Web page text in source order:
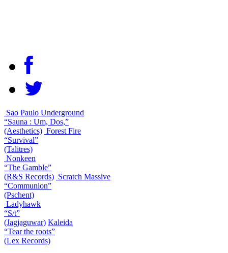
Sao Paulo Underground
“Sauna : Um, Dos,”
(Aesthetics) Forest Fire
“Survival”
(Talitres)
Nonkeen
“The Gamble”
(R&S Records) Scratch Massive
“Communion”
(Pschent)
Ladyhawk
“S/t”
(Jagjaguwar) Kaleida
“Tear the roots”
(Lex Records)